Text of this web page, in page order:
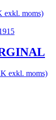
exkl. moms)
exkl. moms)